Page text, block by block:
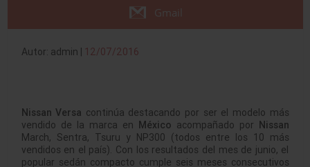
Gmail
Autor: admin | 12/07/2016
Nissan Versa continúa destacando por ser el modelo más
vendido de la marca en México acompañado por Nissan
March, Sentra, Tsuru y NP300 (todos entre los 10 más
vendidos en el país). Con los resultados del mes de junio, el
popular sedán compacto cumple seis meses consecutivos